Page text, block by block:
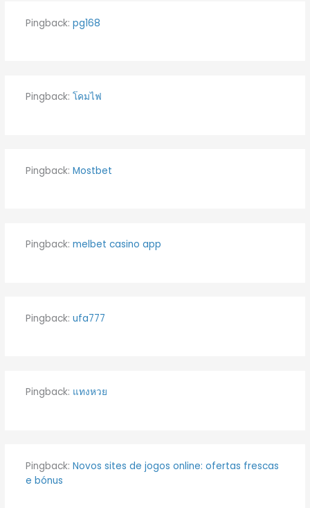
Pingback: pg168
Pingback: โคมไฟ
Pingback: Mostbet
Pingback: melbet casino app
Pingback: ufa777
Pingback: แทงหวย
Pingback: Novos sites de jogos online: ofertas frescas
e bónus